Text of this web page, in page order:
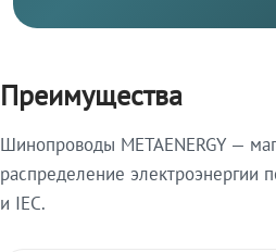
Преимущества
Шинопроводы METAENERGY —
распределение электроэнергии
и IEC.